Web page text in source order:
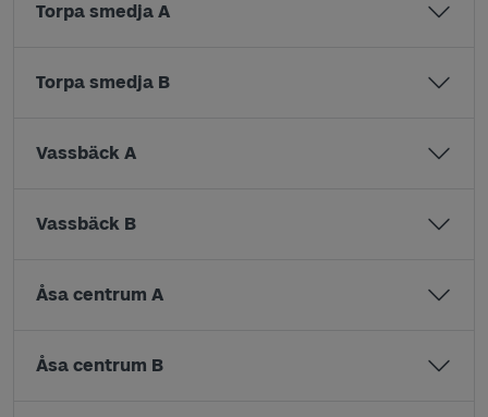
Torpa smedja A
Torpa smedja B
Vassbäck A
Vassbäck B
Åsa centrum A
Åsa centrum B